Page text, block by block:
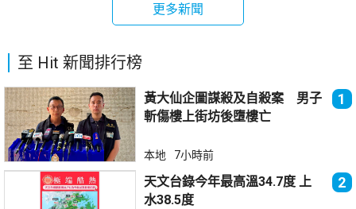
更多新聞
至 Hit 新聞排行榜
黃大仙企圖謀殺及自殺案 男子
斬傷樓上街坊後墮樓亡
1
本地 7小時前
天文台錄今年最高溫34.7度 上
水38.5度
2